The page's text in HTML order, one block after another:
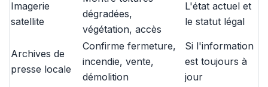
Imagerie
satellite
dégradées,
végétation, accès
L'état actuel et
le statut légal
Archives de
presse locale
Confirme fermeture,
incendie, vente,
démolition
Si l'information
est toujours à
jour